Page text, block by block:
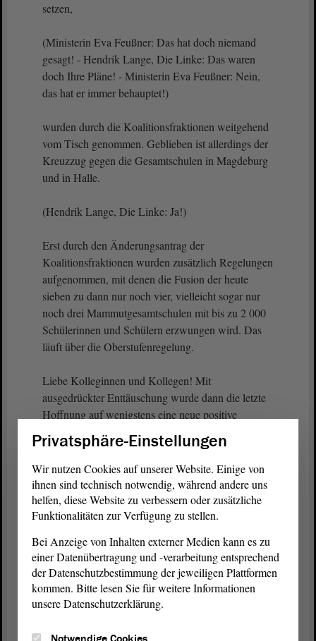
setzen,
(Ministerin Eva Feußner: Das hat doch niemand
gesagt! - Hendrik Lange, Die Linke: Das waren
doch Ihre Pläne! - Ministerin Eva Feußner: Nein,
das hat er immer behauptet!)
wurden durch die Koalitionsfraktionen weitgehend
vom Tisch genommen. Geblieben ist allerdings der
Kreuzzug gegen die Gesamtschulen in Magdeburg
und in Halle.
(Hendrik Lange, Die Linke: Ja!)
Erst durch den Änderungsantrag der
Koalitionsfraktionen wurden zusätzlich Regelungen
aufgenommen, mit denen die Fusion der heute
sieben zu dann nur noch vier, vielleicht sogar nur
noch drei Mammutgesamtschulen mit bis zu 2 000
Schülerinnen und Schülern erzwungen wird. Das
läuft über die Oberstufenregelung.
Liebe Kolleginnen und Kollegen! Mit
ausgedrückter Enttäuschung wurde dann die letzte
Hoffnung auf wenigstens eine neue positive
Denn nachdem die Koalitiondurchaus etwas
Brauchbares zu der künftigen Qualifikation, vor
allem aber zur Anerkennung der Arbeit von
Tausenden Lehrkräften im Seiteneinstieg durch eine
Bewährungsfeststellung vorgelegt hatte, wurde
kassiert. So bleibt in dieser 18. Schulgesetznovelle
am Ende nichts, was unsere Schulen wirklich
voranbringen würde.
Privatsphäre-Einstellungen
Wir nutzen Cookies auf unserer Website. Einige von
ihnen sind technisch notwendig, während andere uns
helfen, diese Website zu verbessern oder zusätzliche
Funktionalitäten zur Verfügung zu stellen.
Bei Anzeige von Inhalten externer Medien kann es zu
einer Datenübertragung und -verarbeitung entsprechend
der Datenschutzbestimmung der jeweiligen Plattformen
kommen. Bitte lesen Sie für weitere Informationen
unsere Datenschutzerklärung.